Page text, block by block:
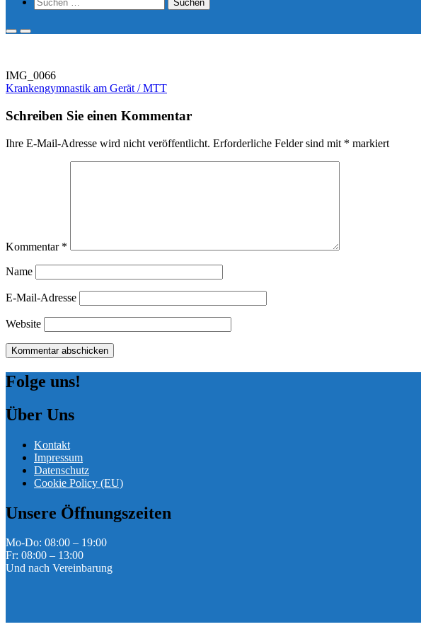
Search
nach:
Primary
Primary
IMG_0066
Beitragsnavigation
Krankengymnastik am Gerät / MTT
Schreiben Sie einen Kommentar
Ihre E-Mail-Adresse wird nicht veröffentlicht. Erforderliche Felder sind mit * markiert
Kommentar *
Name
E-Mail-Adresse
Website
Folge uns!
Über Uns
Kontakt
Impressum
Datenschutz
Cookie Policy (EU)
Unsere Öffnungszeiten
Mo-Do: 08:00 – 19:00
Fr: 08:00 – 13:00
Und nach Vereinbarung